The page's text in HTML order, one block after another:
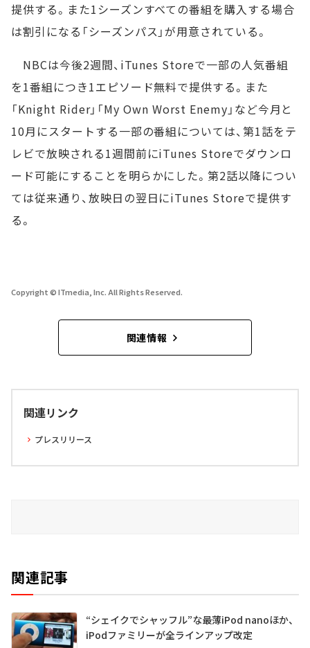
提供する。また1シーズンすべての番組を購入する場合
は割引になる「シーズンパス」が用意されている。
NBCは今後2週間、iTunes Storeで一部の人気番組
を1番組につき1エピソード無料で提供する。また
「Knight Rider」「My Own Worst Enemy」など今月と
10月にスタートする一部の番組については、第1話をテ
レビで放映される1週間前にiTunes Storeでダウンロ
ード可能にすることを明らかにした。第2話以降につい
ては従来通り、放映日の翌日にiTunes Storeで提供す
る。
Copyright © ITmedia, Inc. All Rights Reserved.
関連情報
関連リンク
プレスリリース
関連記事
“シェイクでシャッフル”な最薄iPod nanoほか、
iPodファミリーが全ラインアップ改定